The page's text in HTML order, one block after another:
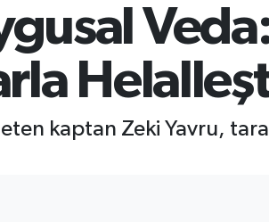
kaptan Zeki Yavru,